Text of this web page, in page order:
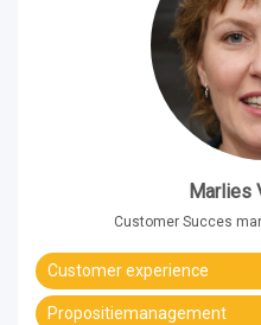
Marlies
Customer Succes
Customer experience
Propositiemanagement